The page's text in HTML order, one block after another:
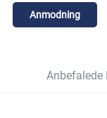
Anmodning
Anbefalede